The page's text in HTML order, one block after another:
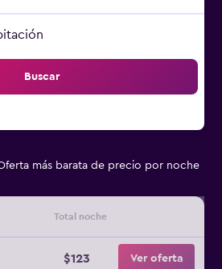
Buscar
más barata de precio por noche
Total noche
$123 Ver oferta